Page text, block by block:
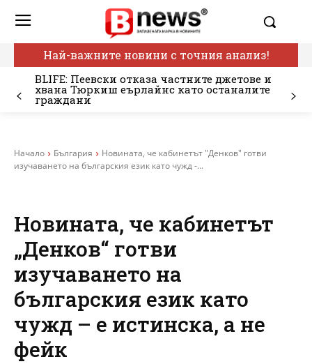
Най-важните новини с точния анализ!
BLIFE: Пеевски отказа частните джетове и
хвана Тюркиш еърлайнс като останалите
граждани
Начало България
Новината, че кабинетът "Денков" готви
изучаването на българския език като чужд -...
Новината, че кабинетът
„Денков“ готви
изучаването на
българския език като
чужд – е истинска, а не
фейк